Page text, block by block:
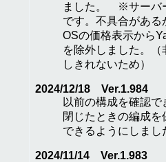
ました。 ※サーバ
です。不具合がある
OSの価格表示から
を除外しました。
しきれないため）
2024/12/18 Ver.1.984
以前の構成を確認
閉じたときの編成
できるようにしまし
2024/11/14 Ver.1.983